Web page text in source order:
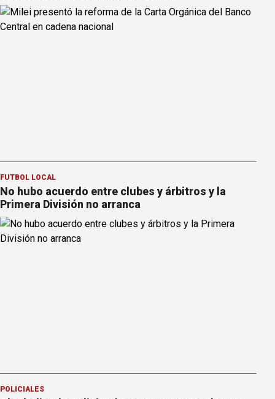
FÚTBOL LOCAL
No hubo acuerdo entre clubes y árbitros y la
Primera División no arranca
POLICIALES